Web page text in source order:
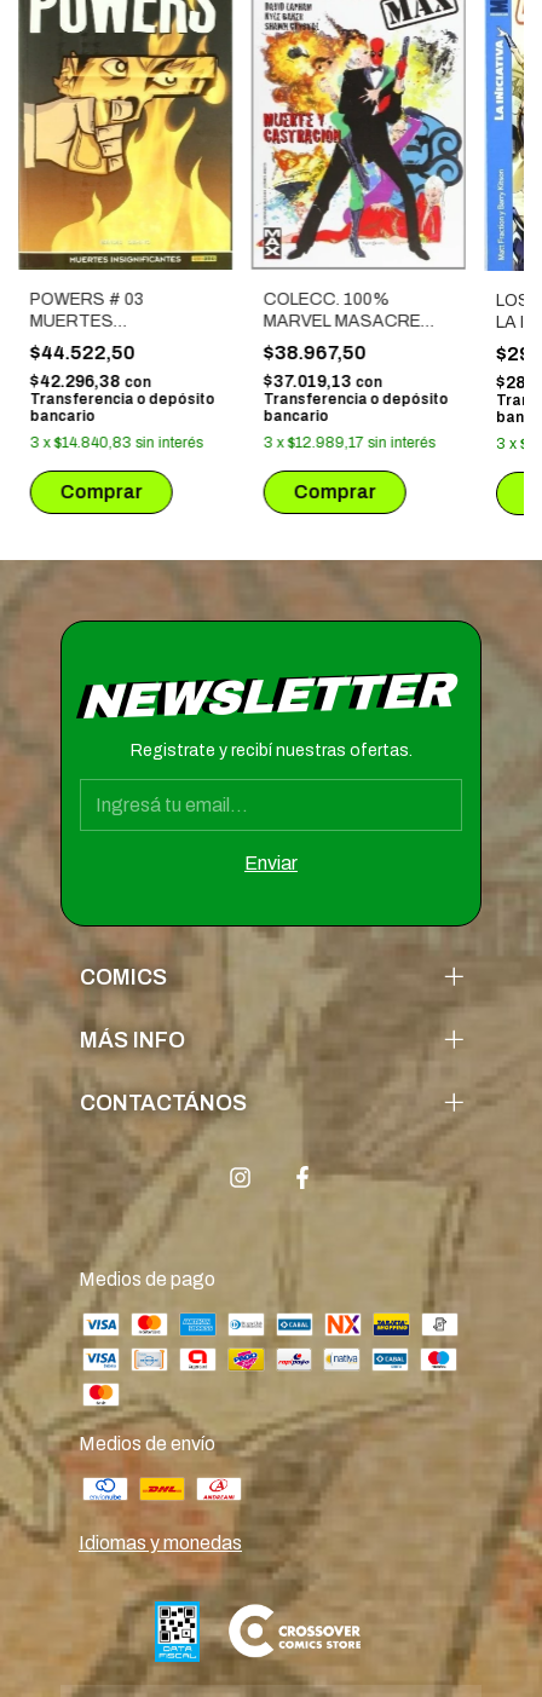
POWERS # 03
MUERTES
INSIGNIFICANTES
$44.522,50
$42.296,38 con
Transferencia o depósito
bancario
3 x$14.840,83 sin interés
COLECC. 100%
MARVEL MASACRE
MAX # 03: íMUERTE Y
CASTRACION!
$38.967,50
$37.019,13 con
Transferencia o depósito
bancario
3 x$12.989,17 sin interés
LOS
LA
3 x
NEWSLETTER
Registrate y recibí nuestras ofertas.
COMICS
MÁS INFO
CONTACTÁNOS
Medios de pago
Medios de envío
Idiomas y monedas